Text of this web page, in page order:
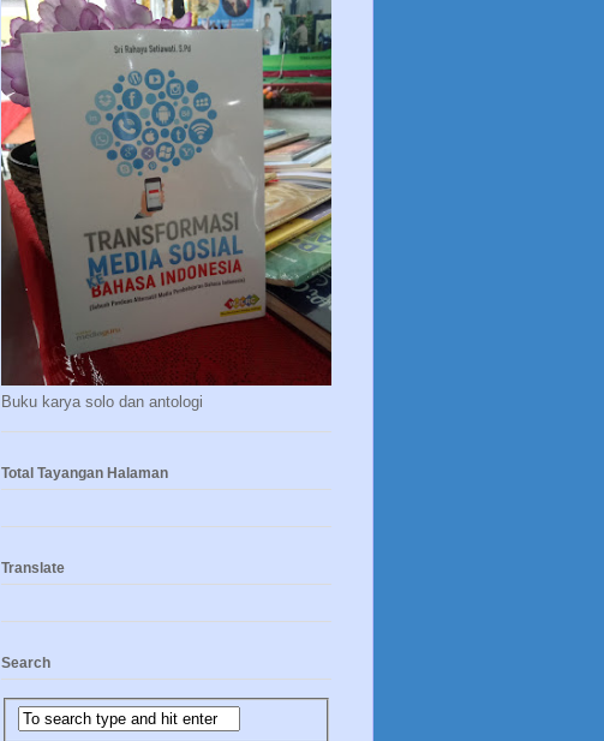
Buku karya solo dan antologi
Total Tayangan Halaman
Translate
Search